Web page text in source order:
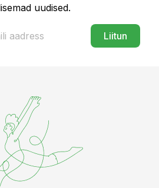
uudised.
Liitun